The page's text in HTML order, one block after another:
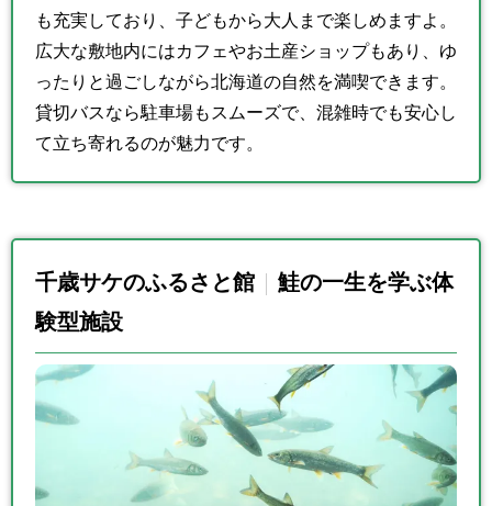
も充実しており、子どもから大人まで楽しめますよ。
広大な敷地内にはカフェやお土産ショップもあり、ゆ
ったりと過ごしながら北海道の自然を満喫できます。
貸切バスなら駐車場もスムーズで、混雑時でも安心し
て立ち寄れるのが魅力です。
千歳サケのふるさと館
鮭の一生を学ぶ体
験型施設